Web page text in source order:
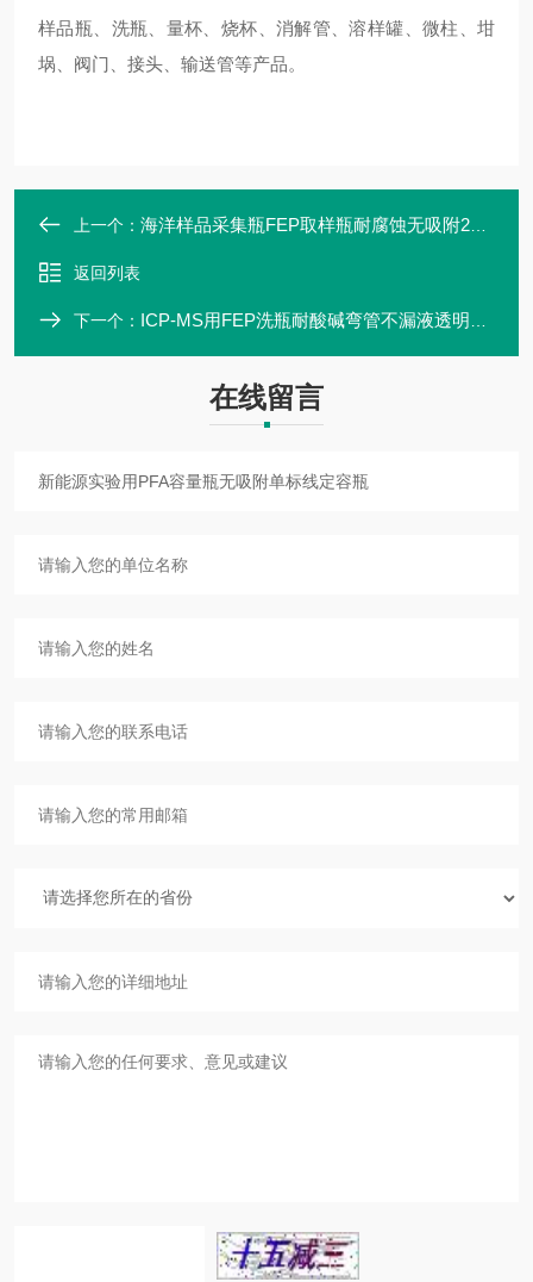
样品瓶、洗瓶、量杯、烧杯、消解管、溶样罐、微柱、坩
埚、阀门、接头、输送管等产品。
上一个： 海洋样品采集瓶FEP取样瓶耐腐蚀无吸附250ml
返回列表
下一个： ICP-MS用FEP洗瓶耐酸碱弯管不漏液透明洗瓶
在线留言